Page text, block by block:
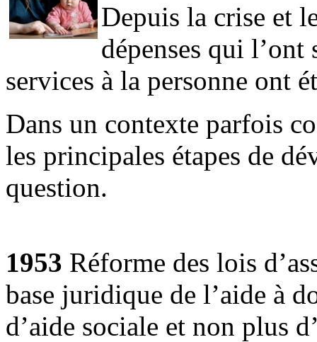
Depuis la crise et
dépenses qui
services à la personne ont
Dans un contexte parfois
les principales étapes de
question.
1953 Réforme des lois
base juridique de l’aide à
d’aide sociale et non plus